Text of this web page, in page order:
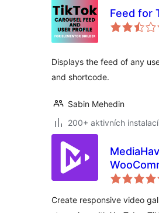
Feed for
Displays the feed of any
and shortcode.
Sabin Mehedin
200+ aktivních instalací
Create responsive video